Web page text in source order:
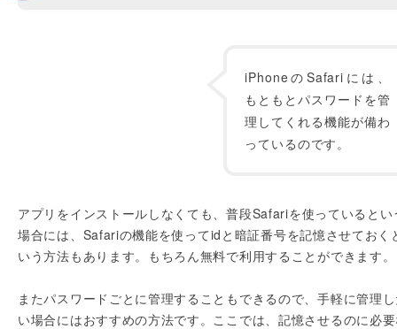
iPhoneのSafariには、
もともとパスワードを管
理してくれる機能が備わ
っているのです。
アプリをインストールしなくても、普段Safariを使っているとい
場合には、Safariの機能を使ってidと暗証番号を記憶させておく
いう方法もあります。もちろん無料で利用することができます。
またパスワードごとに管理することもできるので、手軽に管理
い場合にはおすすめの方法です。ここでは、記憶させるのに必